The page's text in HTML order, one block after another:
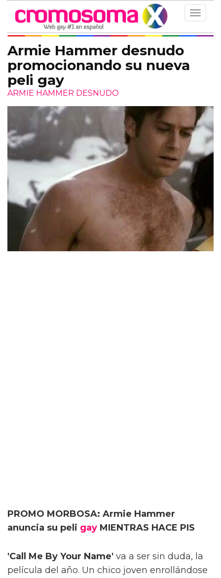
Toggle
Armie Hammer desnudo
promocionando su nueva
peli gay
ARMIE HAMMER DESNUDO
PROMO MORBOSA: Armie Hammer
anuncia su peli gay MIENTRAS HACE PIS
'Call Me By Your Name' va a ser sin duda, la
película del año. Un chico joven enrollándose